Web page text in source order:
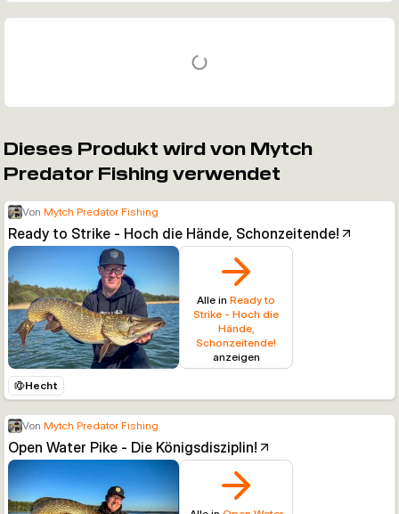
Dieses Produkt wird von Mytch
Predator Fishing verwendet
Von Mytch Predator Fishing
Ready to Strike - Hoch die Hände, Schonzeitende!
Alle in Ready to
Strike - Hoch die
Hände,
Schonzeitende!
anzeigen
Hecht
Von Mytch Predator Fishing
Open Water Pike - Die Königsdisziplin!